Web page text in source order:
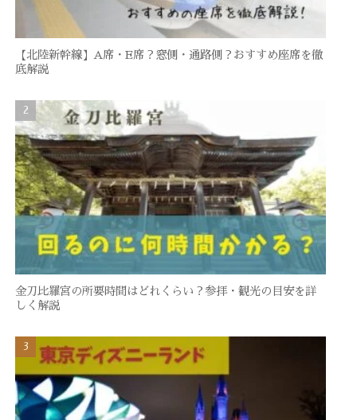
【北陸新幹線】A席・E席？窓側・通路側？おすすめ座席を徹
底解説
金刀比羅宮の所要時間はどれくらい？参拝・観光の目安を詳
しく解説